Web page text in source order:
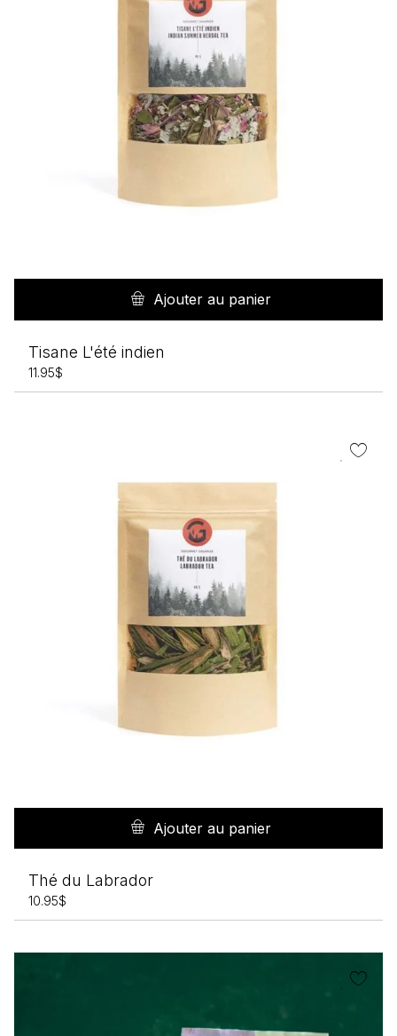
Ajouter au panier
Tisane L'été indien
11.95$
Ajouter au panier
Thé du Labrador
10.95$